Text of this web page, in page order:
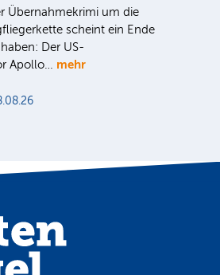
Übernahmekrimi um die
scheint ein Ende
Der US-
Apollo… mehr